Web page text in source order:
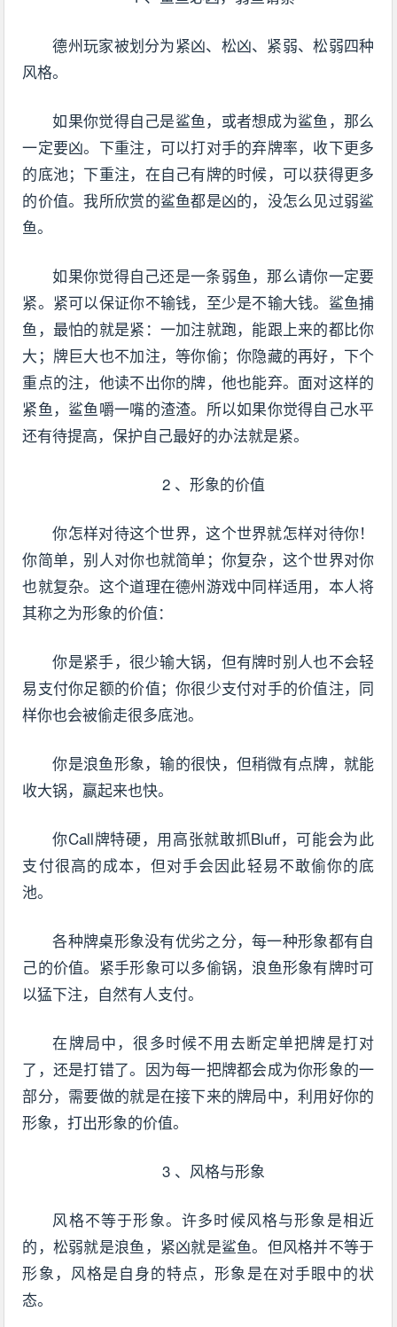
德州玩家被划分为紧凶、松凶、紧弱、松弱四种
风格。
如果你觉得自己是鲨鱼，或者想成为鲨鱼，那么
一定要凶。下重注，可以打对手的弃牌率，收下更多
的底池；下重注，在自己有牌的时候，可以获得更多
的价值。我所欣赏的鲨鱼都是凶的，没怎么见过弱鲨
鱼。
如果你觉得自己还是一条弱鱼，那么请你一定要
紧。紧可以保证你不输钱，至少是不输大钱。鲨鱼捕
鱼，最怕的就是紧：一加注就跑，能跟上来的都比你
大；牌巨大也不加注，等你偷；你隐藏的再好，下个
重点的注，他读不出你的牌，他也能弃。面对这样的
紧鱼，鲨鱼嚼一嘴的渣渣。所以如果你觉得自己水平
还有待提高，保护自己最好的办法就是紧。
2 、形象的价值
你怎样对待这个世界，这个世界就怎样对待你！
你简单，别人对你也就简单；你复杂，这个世界对你
也就复杂。这个道理在德州游戏中同样适用，本人将
其称之为形象的价值：
你是紧手，很少输大锅，但有牌时别人也不会轻
易支付你足额的价值；你很少支付对手的价值注，同
样你也会被偷走很多底池。
你是浪鱼形象，输的很快，但稍微有点牌，就能
收大锅，赢起来也快。
你Call牌特硬，用高张就敢抓Bluff，可能会为此
支付很高的成本，但对手会因此轻易不敢偷你的底
池。
各种牌桌形象没有优劣之分，每一种形象都有自
己的价值。紧手形象可以多偷锅，浪鱼形象有牌时可
以猛下注，自然有人支付。
在牌局中，很多时候不用去断定单把牌是打对
了，还是打错了。因为每一把牌都会成为你形象的一
部分，需要做的就是在接下来的牌局中，利用好你的
形象，打出形象的价值。
3 、风格与形象
风格不等于形象。许多时候风格与形象是相近
的，松弱就是浪鱼，紧凶就是鲨鱼。但风格并不等于
形象，风格是自身的特点，形象是在对手眼中的状
态。